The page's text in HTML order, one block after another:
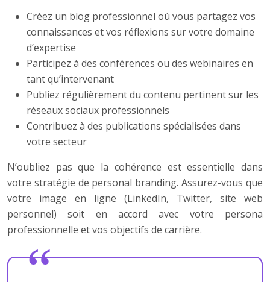
Créez un blog professionnel où vous partagez vos
connaissances et vos réflexions sur votre domaine
d’expertise
Participez à des conférences ou des webinaires en
tant qu’intervenant
Publiez régulièrement du contenu pertinent sur les
réseaux sociaux professionnels
Contribuez à des publications spécialisées dans
votre secteur
N’oubliez pas que la cohérence est essentielle dans
votre stratégie de personal branding. Assurez-vous que
votre image en ligne (LinkedIn, Twitter, site web
personnel) soit en accord avec votre persona
professionnelle et vos objectifs de carrière.